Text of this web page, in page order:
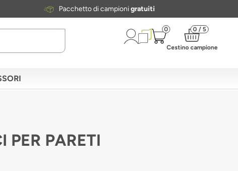
Pacchetto di campionigratuiti
0 0 / 5
Cestino campione
PER PARETI